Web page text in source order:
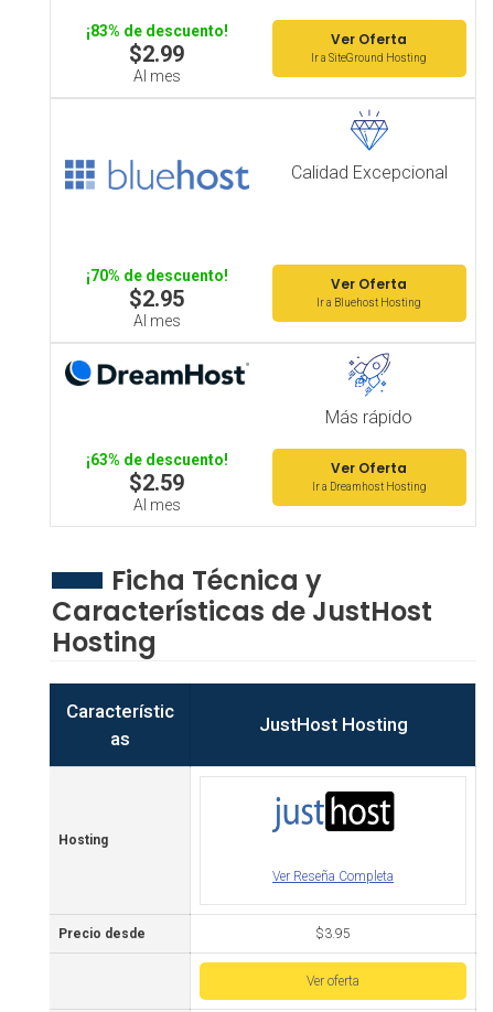
¡83% de descuento!
$2.99
Al mes
Ver Oferta
Ir a SiteGround Hosting
Calidad Excepcional
¡70% de descuento!
$2.95
Al mes
Ver Oferta
Ir a Bluehost Hosting
Más rápido
¡63% de descuento!
$2.59
Al mes
Ver Oferta
Ir a Dreamhost Hosting
Ficha Técnica y
Características de JustHost
Hosting
Característic
as
JustHost Hosting
Hosting
Ver Reseña Completa
Precio desde $3.95
Ver oferta